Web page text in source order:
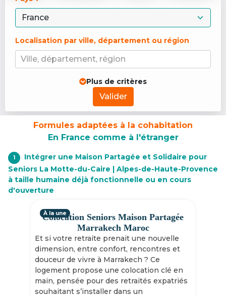
Localisation par ville, département ou région
Ville, département, région
Plus de critères
Valider
Formules adaptées à la cohabitation
En France comme à l'étranger
1
Intégrer une Maison Partagée et Solidaire pour
Seniors La Motte-du-Caire | Alpes-de-Haute-Provence
à taille humaine déjà fonctionnelle ou en cours
d'ouverture
Colocation Seniors Maison Partagée
Marrakech Maroc
Et si votre retraite prenait une nouvelle
dimension, entre confort, rencontres et
douceur de vivre à Marrakech ? Ce
logement propose une colocation clé en
main, pensée pour des retraités expatriés
souhaitant s’installer dans un
À la une